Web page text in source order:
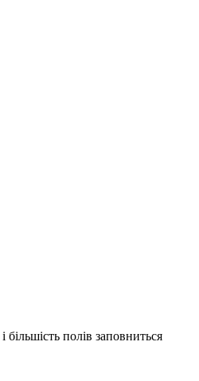
і більшість полів заповниться